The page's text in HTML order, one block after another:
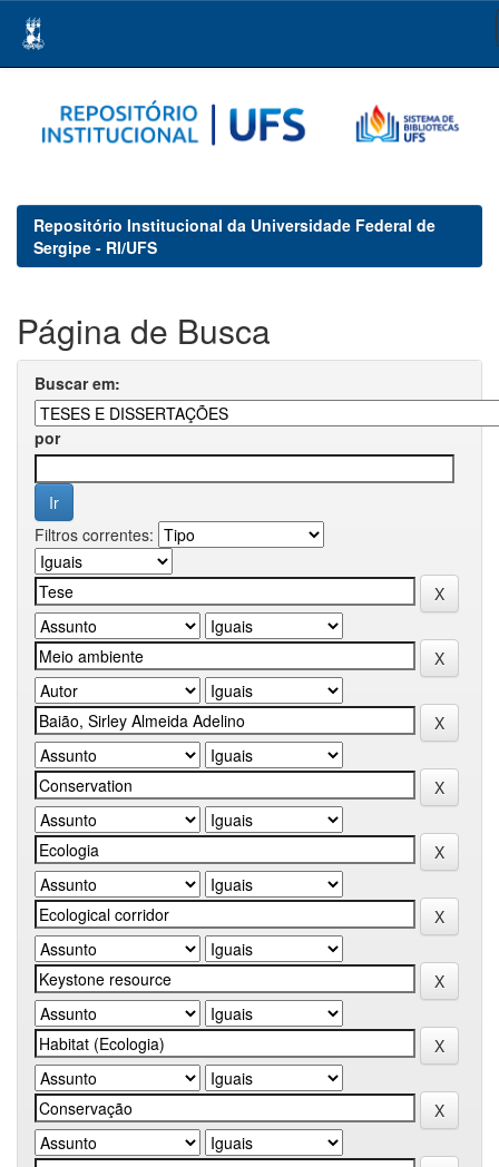
navigation
Repositório Institucional da Universidade Federal de
Sergipe - RI/UFS
Página de Busca
Buscar em:
por
Filtros correntes: